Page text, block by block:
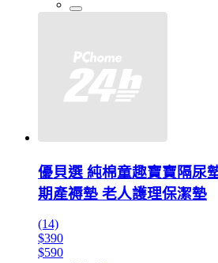
優貝選 純棉童趣寶寶隔尿
期產褥墊 老人護理保潔墊
(14)
$390
$590